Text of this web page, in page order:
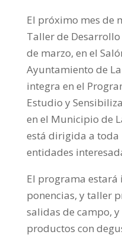
El próximo mes de
Taller de
de marzo, en el
Ayuntamiento de
integra en el
Estudio y
en el Municipio de
está dirigida a toda
entidades
El programa
ponencias, y taller
salidas de campo,
productos con